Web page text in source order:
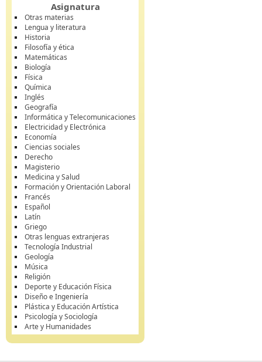
Asignatura
Otras materias
Lengua y literatura
Historia
Filosofía y ética
Matemáticas
Biología
Física
Química
Inglés
Geografía
Informática y Telecomunicaciones
Electricidad y Electrónica
Economía
Ciencias sociales
Derecho
Magisterio
Medicina y Salud
Formación y Orientación Laboral
Francés
Español
Latín
Griego
Otras lenguas extranjeras
Tecnología Industrial
Geología
Música
Religión
Deporte y Educación Física
Diseño e Ingeniería
Plástica y Educación Artística
Psicología y Sociología
Arte y Humanidades